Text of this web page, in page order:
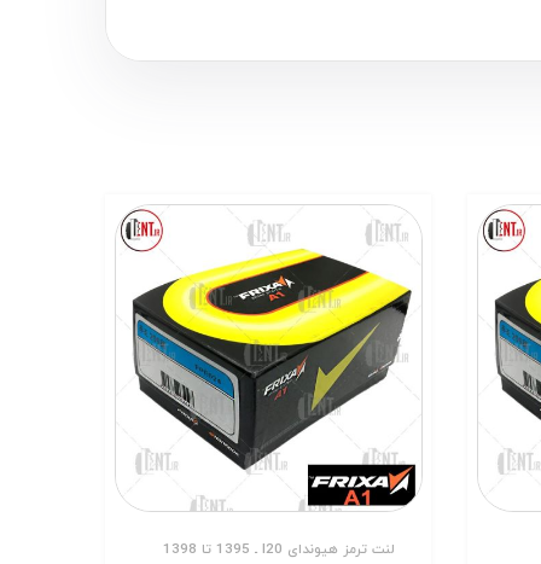
لنت ترمز هیوندای I20 ـ 1395 تا 1398